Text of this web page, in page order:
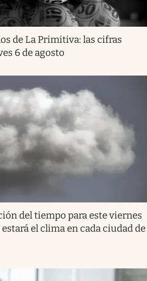
de La Primitiva: las cifras
6 de agosto
del tiempo para este viernes
el clima en cada ciudad de